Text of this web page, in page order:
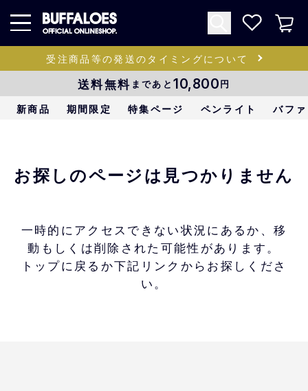
受注商品等の発送のタイミングについて
送料無料 まであと 10,800円
新商品 期間限定 特集ページ ペンライト バフ
お探しのページは見つかりません
一時的にアクセスできない状況にあるか、移
動もしくは削除された可能性があります。
トップに戻るか下記リンクからお探しくださ
い。